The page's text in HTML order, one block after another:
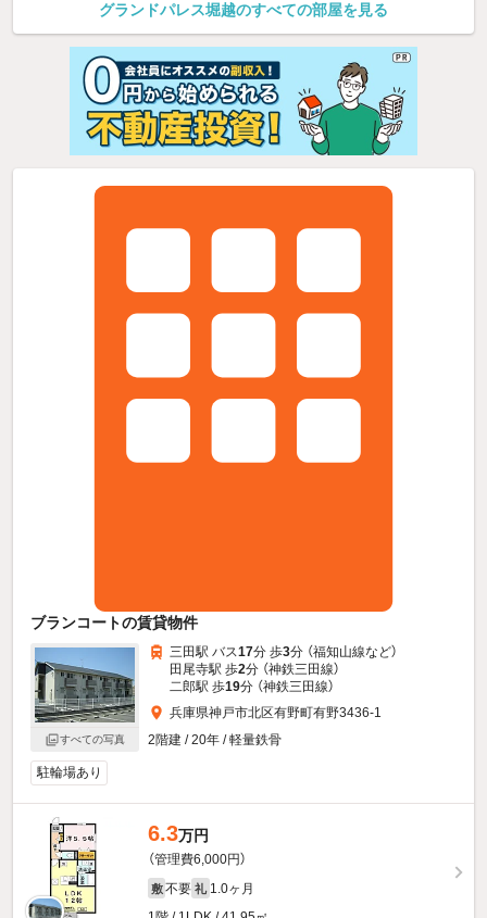
グランドパレス堀越のすべての部屋を見る
ブランコートの賃貸物件
すべての写真
三田駅 バス17分 歩3分 （福知山線など）
田尾寺駅 歩2分 （神鉄三田線）
二郎駅 歩19分 （神鉄三田線）
兵庫県神戸市北区有野町有野3436-1
2階建 / 20年 / 軽量鉄骨
駐輪場あり
6.3万円
（管理費6,000円）
敷 不要 礼 1.0ヶ月